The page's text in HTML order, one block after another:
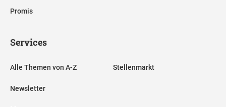
Promis
Services
Alle Themen von A-Z
Newsletter
Stellenmarkt